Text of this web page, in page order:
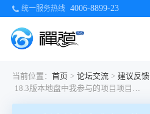
统一服务热线 4006-8899-23
当前位置： 首页 > 论坛交流 > 建议反馈
18.3版本地盘中我参与的项目项目统计不显示内容